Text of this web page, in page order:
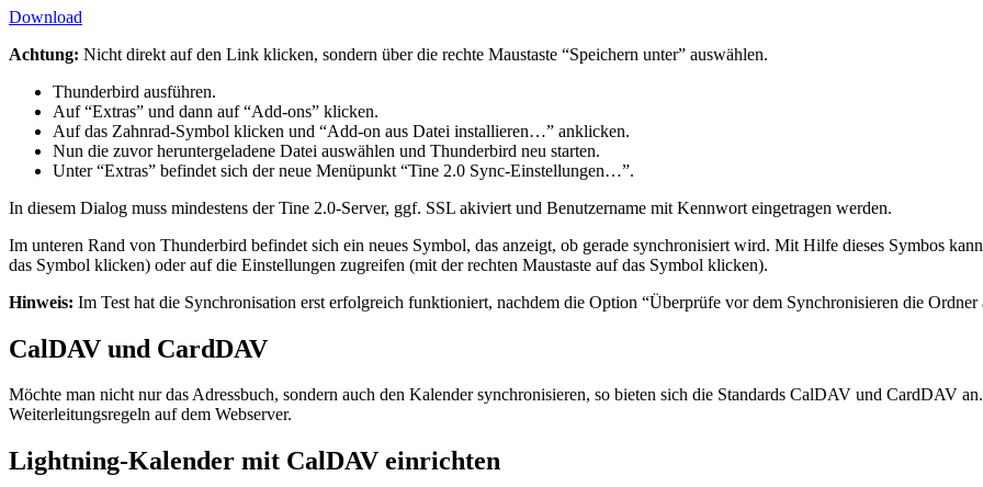
Download
Achtung: Nicht direkt auf den Link klicken, sondern über die rechte Maustaste “Speichern unter” auswählen.
Thunderbird ausführen.
Auf “Extras” und dann auf “Add-ons” klicken.
Auf das Zahnrad-Symbol klicken und “Add-on aus Datei installieren…” anklicken.
Nun die zuvor heruntergeladene Datei auswählen und Thunderbird neu starten.
Unter “Extras” befindet sich der neue Menüpunkt “Tine 2.0 Sync-Einstellungen…”.
In diesem Dialog muss mindestens der Tine 2.0-Server, ggf. SSL akiviert und Benutzername mit Kennwort eingetragen werden.
Im unteren Rand von Thunderbird befindet sich ein neues Symbol, das anzeigt, ob gerade synchronisiert wird. Mit Hilfe dieses Symbos
das Symbol klicken) oder auf die Einstellungen zugreifen (mit der rechten Maustaste auf das Symbol klicken).
Hinweis: Im Test hat die Synchronisation erst erfolgreich funktioniert, nachdem die Option “Überprüfe vor dem Synchronisieren die
CalDAV und CardDAV
Möchte man nicht nur das Adressbuch, sondern auch den Kalender synchronisieren, so bieten sich die Standards CalDAV und CardDAV
Weiterleitungsregeln auf dem Webserver.
Lightning-Kalender mit CalDAV einrichten